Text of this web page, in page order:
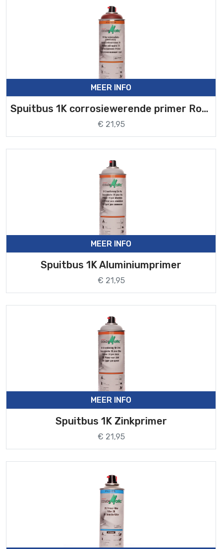
MEER INFO
Spuitbus 1K corrosiewerende primer Rood
€ 21,95
MEER INFO
Spuitbus 1K Aluminiumprimer
€ 21,95
MEER INFO
Spuitbus 1K Zinkprimer
€ 21,95